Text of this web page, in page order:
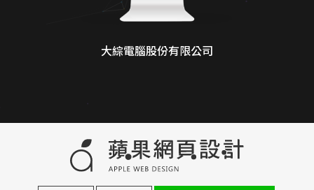
大綜電腦股份有限公司